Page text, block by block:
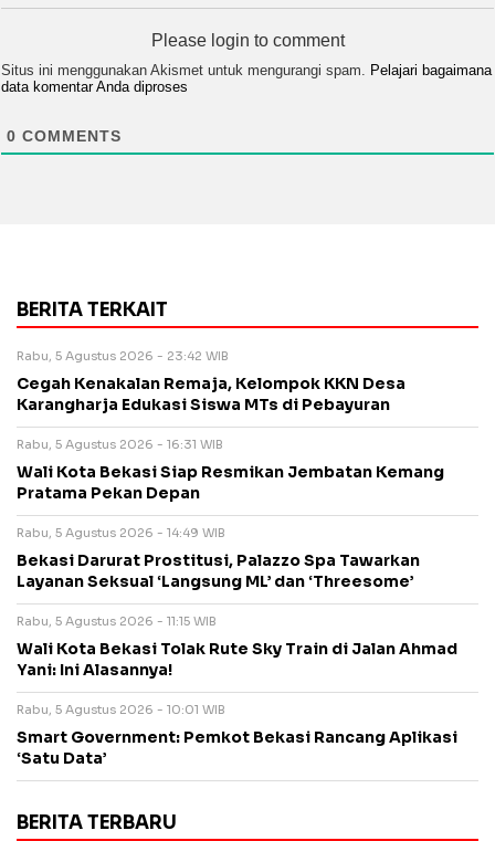
Please login to comment
Situs ini menggunakan Akismet untuk mengurangi spam. Pelajari bagaimana
data komentar Anda diproses
0 COMMENTS
BERITA TERKAIT
Rabu, 5 Agustus 2026 - 23:42 WIB
Cegah Kenakalan Remaja, Kelompok KKN Desa
Karangharja Edukasi Siswa MTs di Pebayuran
Rabu, 5 Agustus 2026 - 16:31 WIB
Wali Kota Bekasi Siap Resmikan Jembatan Kemang
Pratama Pekan Depan
Rabu, 5 Agustus 2026 - 14:49 WIB
Bekasi Darurat Prostitusi, Palazzo Spa Tawarkan
Layanan Seksual ‘Langsung ML’ dan ‘Threesome’
Rabu, 5 Agustus 2026 - 11:15 WIB
Wali Kota Bekasi Tolak Rute Sky Train di Jalan Ahmad
Yani: Ini Alasannya!
Rabu, 5 Agustus 2026 - 10:01 WIB
Smart Government: Pemkot Bekasi Rancang Aplikasi
‘Satu Data’
BERITA TERBARU